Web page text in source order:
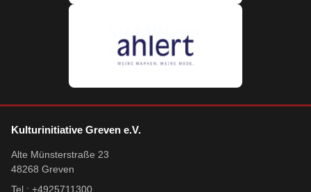
Kulturinitiative Greven e.V.
Alte Münsterstraße 23
48268 Greven
Tel.: +4925711300